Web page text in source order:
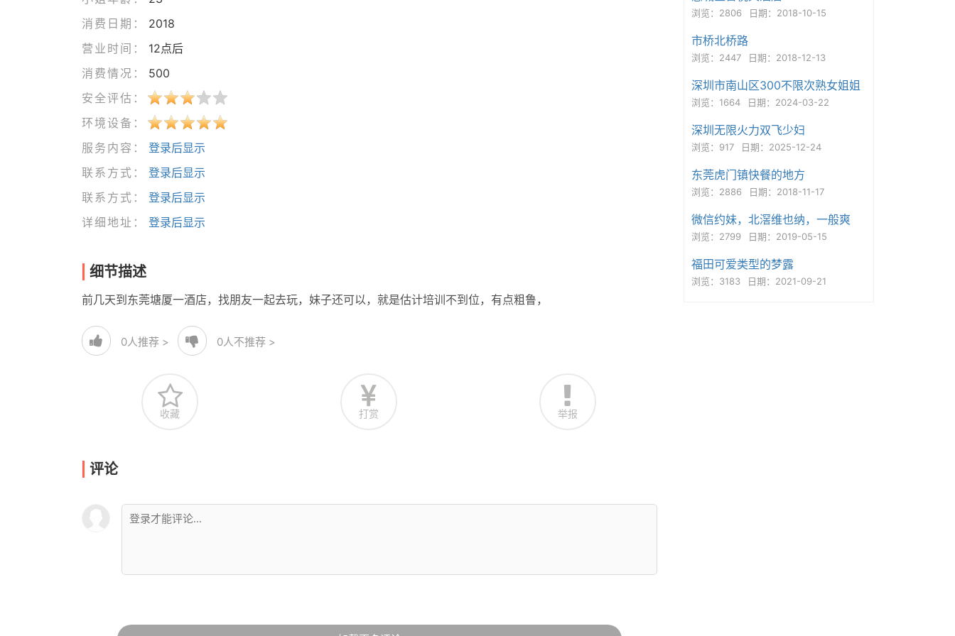
消费日期：
2018
营业时间：
12点后
消费情况：
500
安全评估：
环境设备：
服务内容：
登录后显示
联系方式：
登录后显示
联系方式：
登录后显示
详细地址：
登录后显示
细节描述
前几天到东莞塘厦一酒店，找朋友一起去玩，妹子还可以，就是估计培训不到位，有点粗鲁，
0人推荐 > 0人不推荐 >
收藏 打赏 举报
评论
浏览：2806 日期：2018-10-15
市桥北桥路
浏览：2447 日期：2018-12-13
深圳市南山区300不限次熟女姐姐
浏览：1664 日期：2024-03-22
深圳无限火力双飞少妇
浏览：917 日期：2025-12-24
东莞虎门镇快餐的地方
浏览：2886 日期：2018-11-17
微信约妹，北滘维也纳，一般爽
浏览：2799 日期：2019-05-15
福田可爱类型的梦露
浏览：3183 日期：2021-09-21